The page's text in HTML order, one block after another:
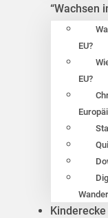
“Wachsen
EU?
EU?
Kinderecke